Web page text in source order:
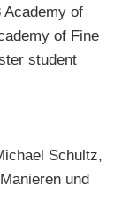
of
of Fine
student
Schultz,
und